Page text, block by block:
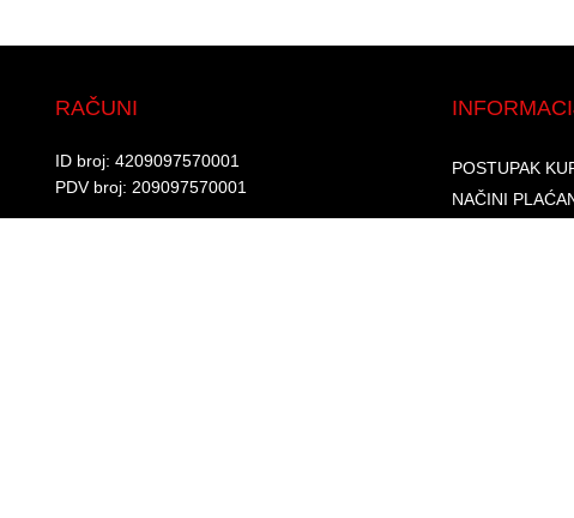
RAČUNI
ID broj: 4209097570001​
PDV broj: 209097570001 ​
POSTUPAK
NAČINI